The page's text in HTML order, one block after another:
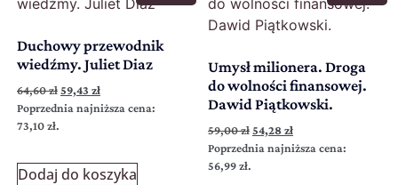
Duchowy przewodnik
wiedźmy. Juliet Diaz
64,60zł 59,43 zł
Poprzednia najniższa cena:
73,10 zł.
Dodaj do koszyka
Umysł milionera. Droga
do wolności finansowej.
Dawid Piątkowski.
59,00zł 54,28 zł
Poprzednia najniższa cena:
56,99 zł.